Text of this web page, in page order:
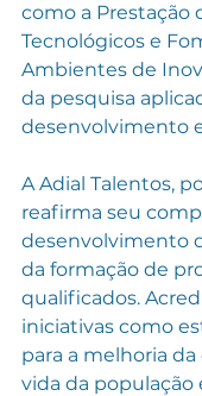
como a Prestação
Tecnológicos e
Ambientes de
da pesquisa
desenvolvimento
A Adial Talentos,
reafirma seu
desenvolvimento
da formação de
qualificados.
iniciativas como
para a melhoria
vida da população